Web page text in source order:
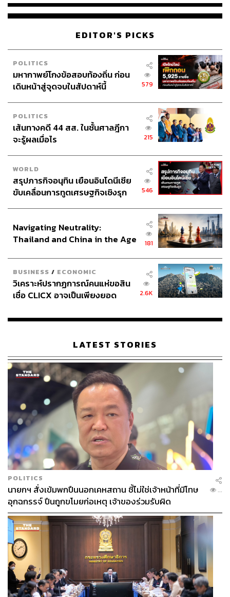
EDITOR'S PICKS
POLITICS
มหากาพย์โกงข้อสอบท้องถิ่น ก่อน
เดินหน้าสู่จุดจบในสัปดาห์นี้
579
POLITICS
เส้นทางคดี 44 สส. ในชั้นศาลฎีกา
จะรู้ผลเมื่อไร
215
WORLD
สรุปภารกิจอนุทิน เยือนอินโดนีเซีย
ขับเคลื่อนการทูตเศรษฐกิจเชิงรุก
546
Navigating Neutrality:
Thailand and China in the Age
181
BUSINESS / ECONOMIC
วิเคราะห์ปรากฏการณ์คนแห่ขอสิน
เชื่อ CLICX อาจเป็นเพียงยอด
เรือนไทยที่ถูกซุกไว้
2.6K
LATEST STORIES
POLITICS
นายกฯ สั่งเข้มพกปืนนอกเคหสถาน ชี้ไม่ใช่เจ้าหน้าที่มีโทษ
อุกฉกรรจ์ ปืนถูกขโมยก่อเหตุ เจ้าของร่วมรับผิด
...